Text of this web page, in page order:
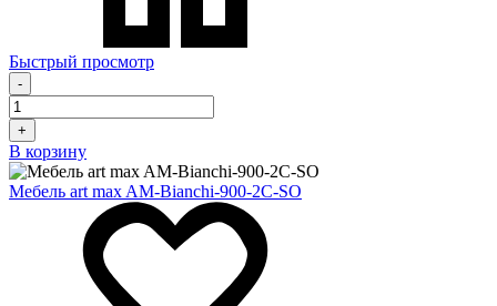
Быстрый просмотр
-
+
В корзину
Мебель art max AM-Bianchi-900-2C-SO